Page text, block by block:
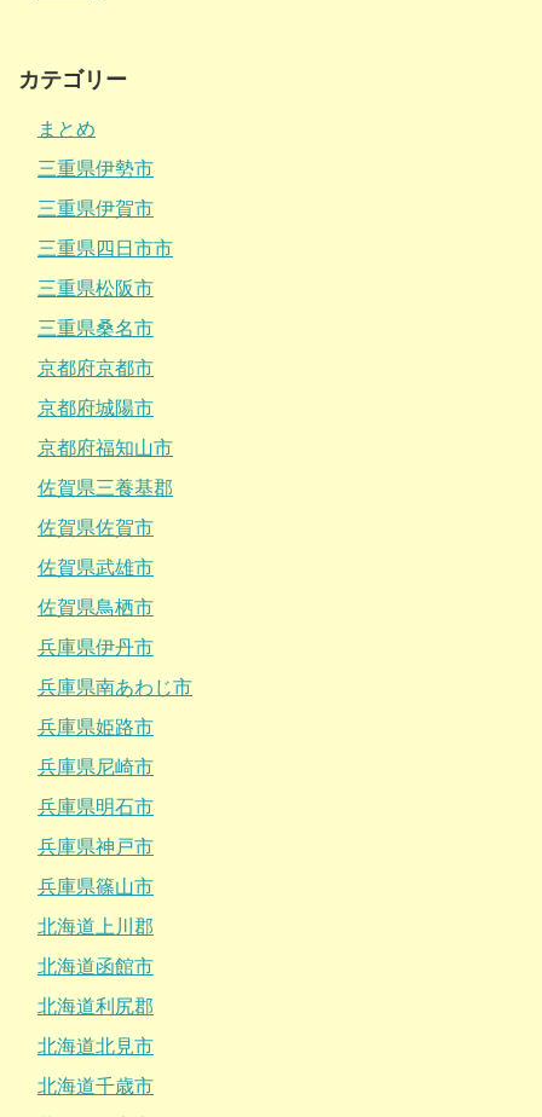
カテゴリー
まとめ
三重県伊勢市
三重県伊賀市
三重県四日市市
三重県松阪市
三重県桑名市
京都府京都市
京都府城陽市
京都府福知山市
佐賀県三養基郡
佐賀県佐賀市
佐賀県武雄市
佐賀県鳥栖市
兵庫県伊丹市
兵庫県南あわじ市
兵庫県姫路市
兵庫県尼崎市
兵庫県明石市
兵庫県神戸市
兵庫県篠山市
北海道上川郡
北海道函館市
北海道利尻郡
北海道北見市
北海道千歳市